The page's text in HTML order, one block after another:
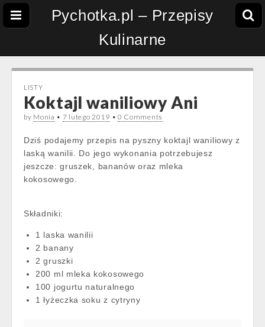
Pychotka.pl – Przepisy
Kulinarne
LISTY
Koktajl waniliowy Ani
by Monia • 7 lutego 2019 • 0 Comments
Dziś podajemy przepis na pyszny koktajl waniliowy z
laską wanilii. Do jego wykonania potrzebujesz
jeszcze: gruszek, bananów oraz mleka
kokosowego.
Składniki:
1 laska wanilii
2 banany
2 gruszki
200 ml mleka kokosowego
100 jogurtu naturalnego
1 łyżeczka soku z cytryny